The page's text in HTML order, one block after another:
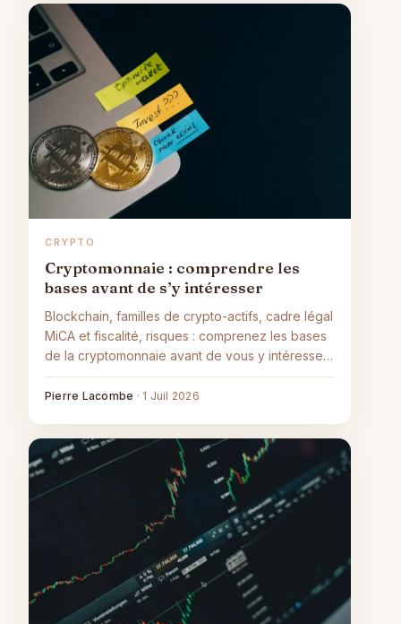
CRYPTO
Cryptomonnaie : comprendre les
bases avant de s’y intéresser
Blockchain, familles de crypto-actifs, cadre légal
MiCA et fiscalité, risques : comprenez les bases
de la cryptomonnaie avant de vous y intéresser.
Article informatif, pas un conseil.
Pierre Lacombe · 1 Juil 2026